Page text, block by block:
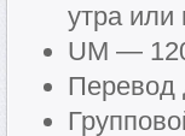
утра или
UM —
Перевод